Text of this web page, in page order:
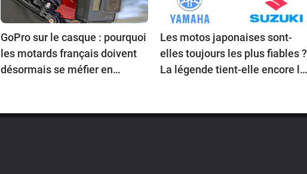
GoPro sur le casque : pourquoi
les motards français doivent
désormais se méfier en
Les motos japonaises sont-
elles toujours les plus fiables ?
La légende tient-elle encore la